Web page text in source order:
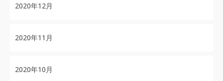
2020年12月
2020年11月
2020年10月